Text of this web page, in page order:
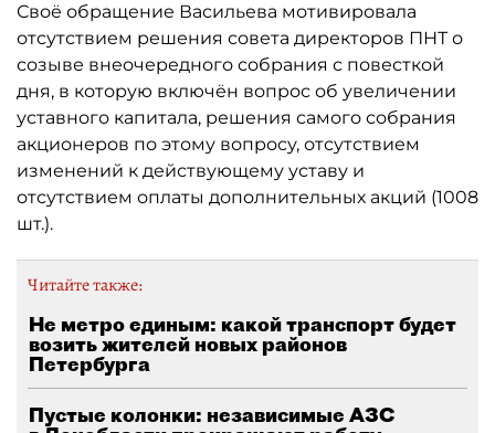
Своё обращение Васильева мотивировала
отсутствием решения совета директоров ПНТ о
созыве внеочередного собрания с повесткой
дня, в которую включён вопрос об увеличении
уставного капитала, решения самого собрания
акционеров по этому вопросу, отсутствием
изменений к действующему уставу и
отсутствием оплаты дополнительных акций (1008
шт.).
Читайте также:
Не метро единым: какой транспорт будет
возить жителей новых районов
Петербурга
Пустые колонки: независимые АЗС